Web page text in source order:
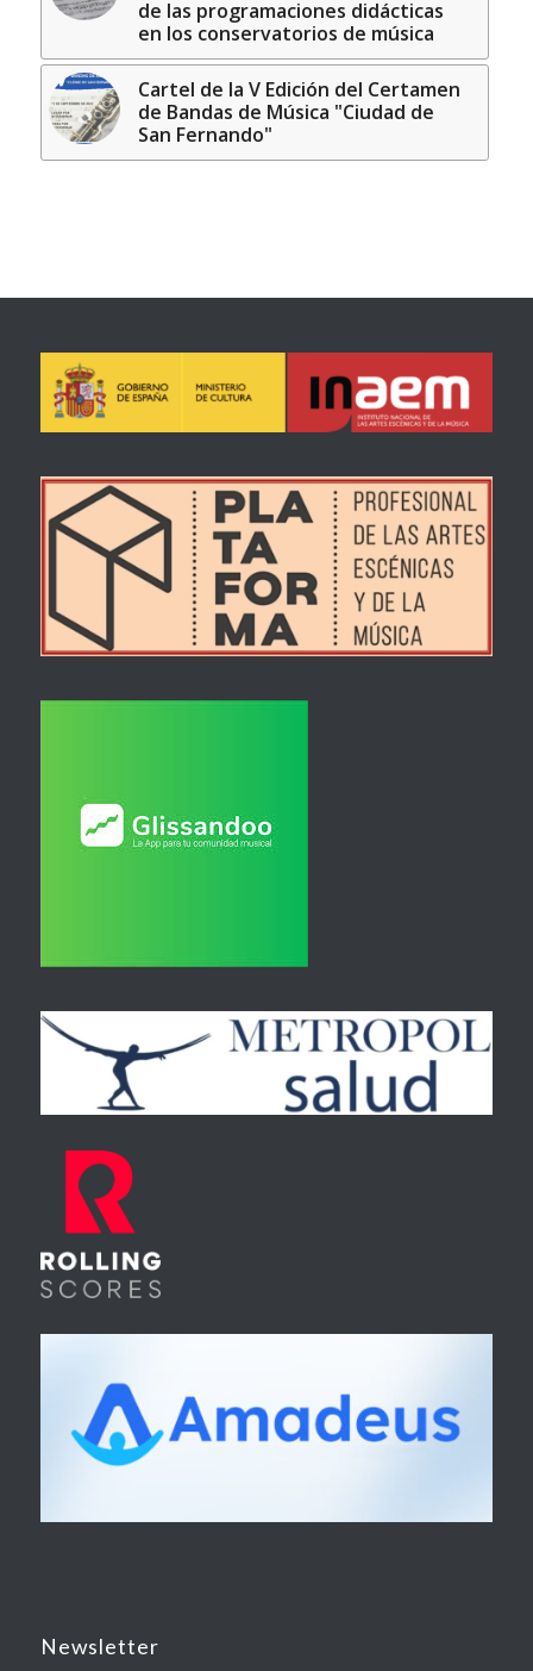
de las programaciones didácticas
en los conservatorios de música
Cartel de la V Edición del Certamen
de Bandas de Música "Ciudad de
San Fernando"
Newsletter